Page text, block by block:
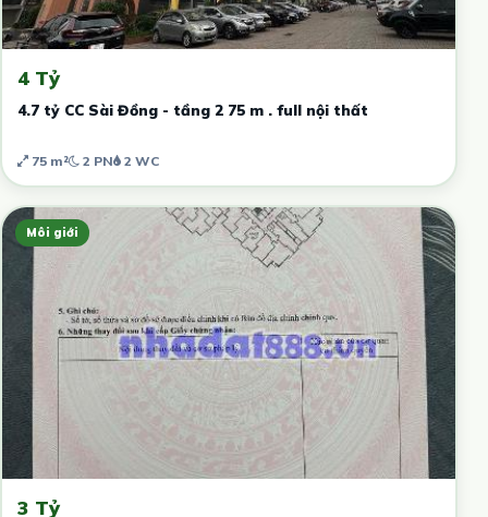
4 Tỷ
4.7 tỷ CC Sài Đồng - tầng 2 75 m . full nội thất
75 m² 2 PN 2 WC
Môi giới
3 Tỷ